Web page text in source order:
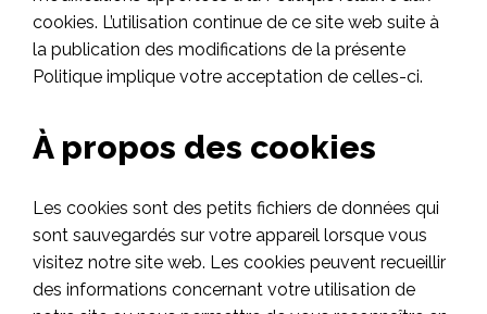
cookies. L’utilisation continue de ce site web suite à
la publication des modifications de la présente
Politique implique votre acceptation de celles-ci.
À propos des cookies
Les cookies sont des petits fichiers de données qui
sont sauvegardés sur votre appareil lorsque vous
visitez notre site web. Les cookies peuvent recueillir
des informations concernant votre utilisation de